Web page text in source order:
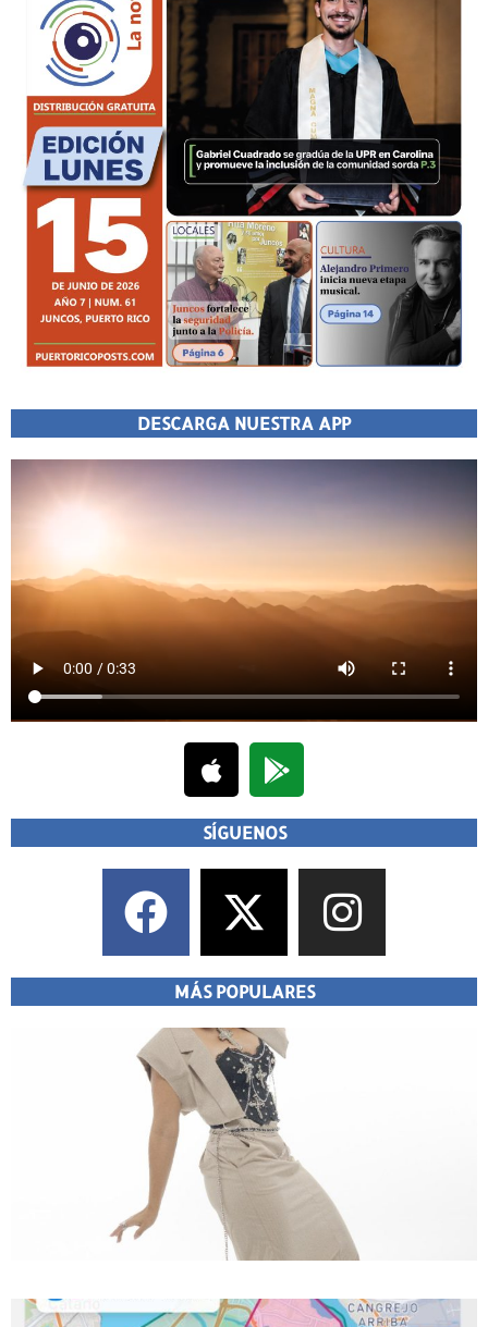
DESCARGA NUESTRA APP
SÍGUENOS
MÁS POPULARES